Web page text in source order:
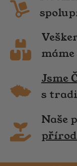
Jsme
s
Naše